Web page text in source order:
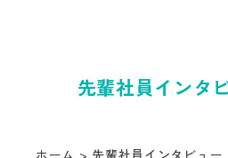
先輩社員インタ
ホーム > 先輩社員インタビュー